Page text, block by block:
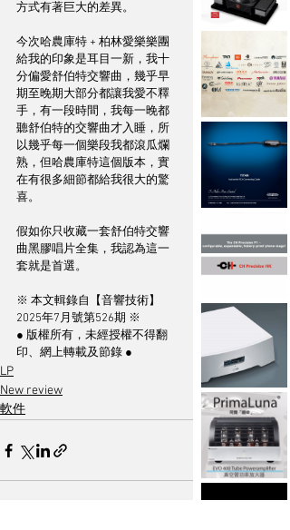
方式有著巨大的差異。
今次哈農庫特 + 柏林愛樂樂團
給我的印象是耳目一新，我十
分偏愛舒伯特交響曲，幾乎早
期至晚期大部分都讓我愛不釋
手，有一段時間，我每一晚都
聽舒伯特的交響曲才入睡，所
以幾乎每一個樂段我都滾瓜爛
熟，但哈農庫特這個版本，實
在有很多細節都給我很大的驚
喜。
假如你只收藏一套舒伯特交響
曲黑膠唱片全集，我認為這一
套就是首選。
※ 本文輯錄自【音響技術】
2025年7月號第526期 ※
● 版權所有，未經授權不得翻
印、網上轉載及節錄 ●
LP
New review
軟件